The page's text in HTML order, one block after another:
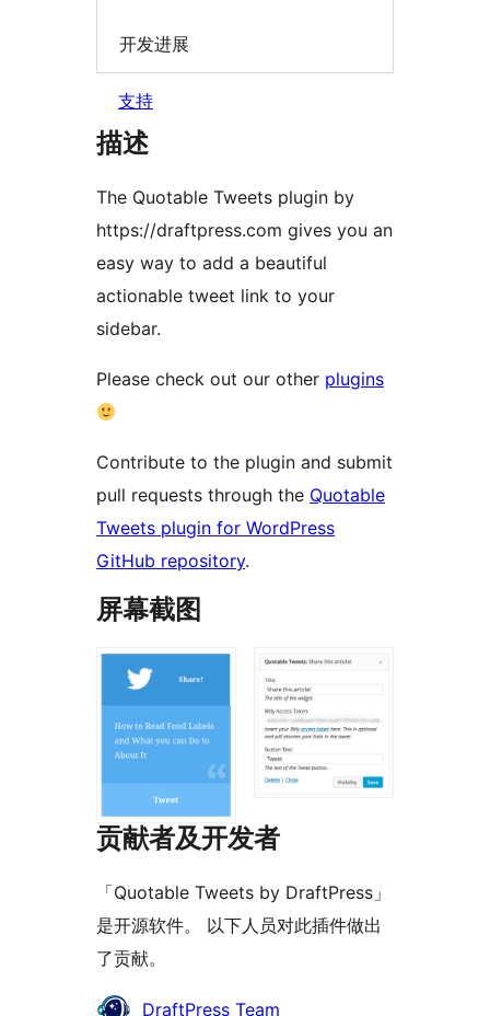
开发进展
支持
描述
The Quotable Tweets plugin by
https://draftpress.com gives you an
easy way to add a beautiful
actionable tweet link to your
sidebar.
Please check out our other plugins
Contribute to the plugin and submit
pull requests through the Quotable
Tweets plugin for WordPress
GitHub repository.
屏幕截图
贡献者及开发者
「Quotable Tweets by DraftPress」
是开源软件。 以下人员对此插件做出
了贡献。
贡 DraftPress Team